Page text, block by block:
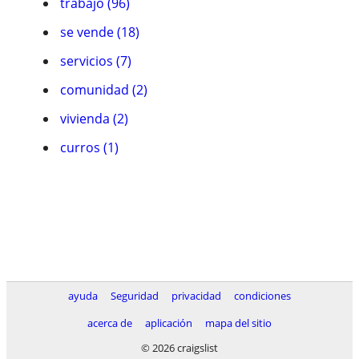
se vende (18)
servicios (7)
comunidad (2)
vivienda (2)
curros (1)
ayuda Seguridad privacidad
condiciones
acerca de
aplicación
mapa del sitio
© 2026 craigslist